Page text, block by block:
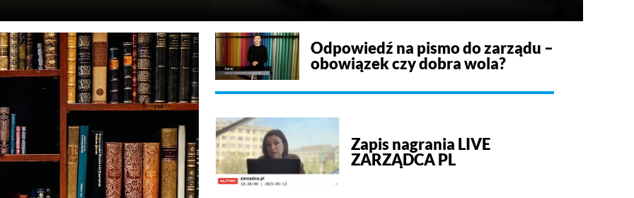
Odpowiedź na pismo do zarządu –
obowiązek czy dobra wola?
Zapis nagrania LIVE
ZARZĄDCA PL